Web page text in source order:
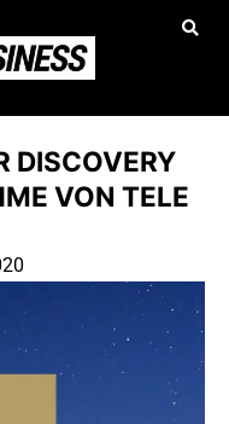
DISCOVERY
VON TELE 5